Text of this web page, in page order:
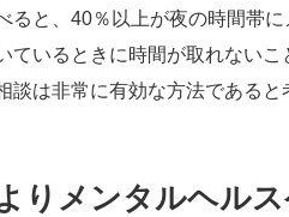
ると、40％以上が夜の時間帯
ているときに時間が取れない
談は非常に有効な方法であると
りメンタルヘル